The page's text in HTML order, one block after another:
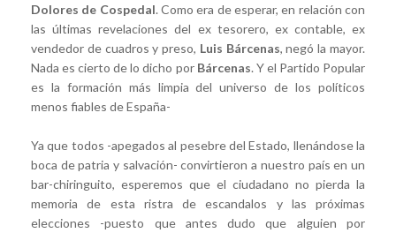
Dolores de Cospedal. Como era de esperar, en relación con
las últimas revelaciones del ex tesorero, ex contable, ex
vendedor de cuadros y preso, Luis Bárcenas, negó la mayor.
Nada es cierto de lo dicho por Bárcenas. Y el Partido Popular
es la formación más limpia del universo de los políticos
menos fiables de España-
Ya que todos -apegados al pesebre del Estado, llenándose la
boca de patria y salvación- convirtieron a nuestro país en un
bar-chiringuito, esperemos que el ciudadano no pierda la
memoria de esta ristra de escandalos y las próximas
elecciones -puesto que antes dudo que alguien por